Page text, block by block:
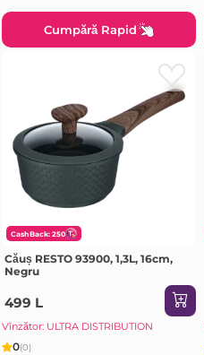
Cumpără Rapid
CashBack: 250
Căuș RESTO 93900, 1,3L, 16cm,
Negru
499 L
Vînzător: ULTRA DISTRIBUTION
0(0)